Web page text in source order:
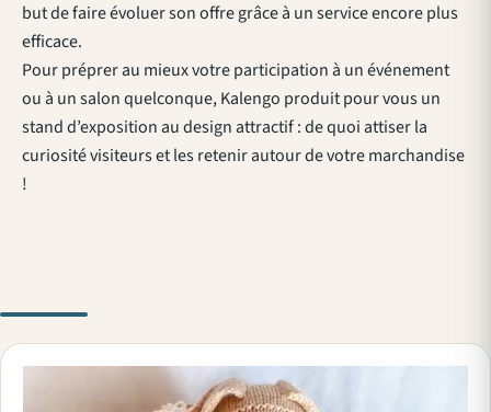
but de faire évoluer son offre grâce à un service encore plus
efficace.
Pour préprer au mieux votre participation à un événement
ou à un salon quelconque, Kalengo produit pour vous un
stand d’exposition au design attractif : de quoi attiser la
curiosité visiteurs et les retenir autour de votre marchandise
!